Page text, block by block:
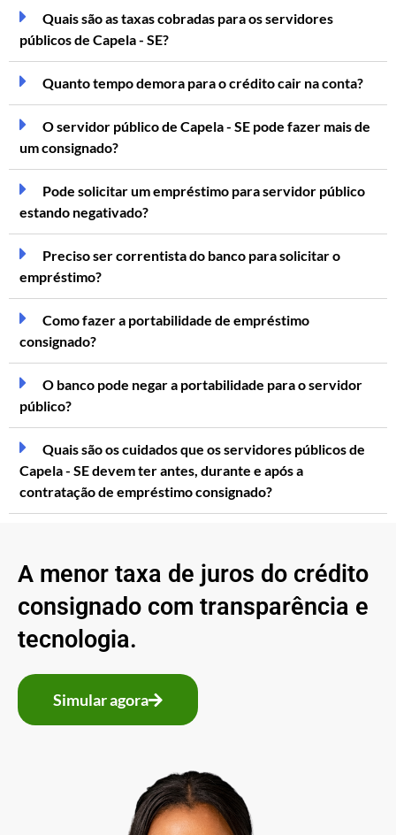
Quais são as taxas cobradas para os servidores
públicos de Capela - SE?
Quanto tempo demora para o crédito cair na conta?
O servidor público de Capela - SE pode fazer mais de
um consignado?
Pode solicitar um empréstimo para servidor público
estando negativado?
Preciso ser correntista do banco para solicitar o
empréstimo?
Como fazer a portabilidade de empréstimo
consignado?
O banco pode negar a portabilidade para o servidor
público?
Quais são os cuidados que os servidores públicos de
Capela - SE devem ter antes, durante e após a
contratação de empréstimo consignado?
A menor taxa de juros do crédito
consignado com transparência e
tecnologia.
Simular agora